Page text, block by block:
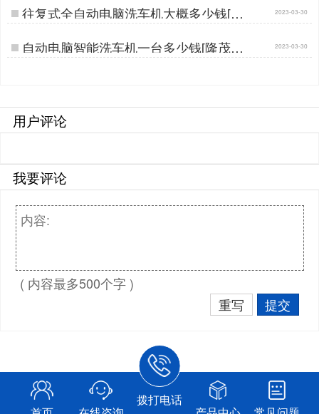
往复式全自动电脑洗车机大概多少钱[隆
茂鑫晟]…
2023-03-30
自动电脑智能洗车机一台多少钱[隆茂鑫
晟]…
2023-03-30
用户评论
我要评论
( 内容最多500个字 )
重写
提交
拨打电话